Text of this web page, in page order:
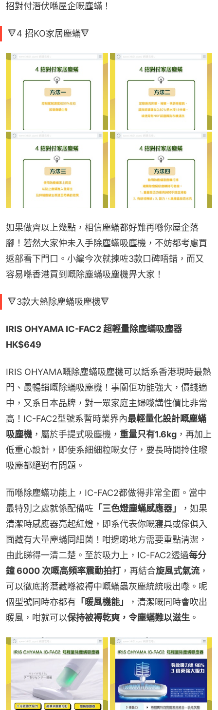
招對付潛伏喺屋企嘅塵蟎！
🔻4 招KO家居塵蟎🔻
如果做齊以上幾點，相信塵蟎都好難再喺你屋企落
腳！若然大家仲未入手除塵蟎吸塵機，不妨都考慮買
返部看下門口。小編今次就揀咗3款口碑唔錯，而又
容易喺香港買到嘅除塵蟎吸塵機畀大家！
🔻3款大熱除塵蟎吸塵機🔻
IRIS OHYAMA IC-FAC2 超輕量除塵蟎吸塵器
HK$649
IRIS OHYAMA嘅除塵蟎吸塵機可以話系香港現時最熱
門、最暢銷嘅除蟎吸塵機！事關佢功能強大，價錢適
中，又系日本品牌，對一眾家庭主婦嚟講性價比非常
高！IC-FAC2型號系暫時業界內最輕量化設計嘅塵蟎
吸塵機 ，屬於手提式吸塵機， 重量只有1.6kg ，再加上
低重心設計，即使系細細粒嘅女仔，要長時間拎住嚟
吸塵都絕對冇問題。
而喺除塵蟎功能上，IC-FAC2都做得非常全面。當中
最特別之處就係配備咗 「三色燈塵蟎感應器」
，如果
清潔時感應器亮起紅燈，即系代表你嘅寢具或傢俱入
面藏有大量塵蟎同細菌！咁邊啲地方需要重點清潔，
由此睇得一清二楚。至於吸力上，IC-FAC2透過每分
鐘 6000 次嘅高頻率震動拍打 ，再結合旋風式氣流 ，
可以徹底將潛藏喺被褥中嘅蟎蟲灰塵統統吸出嚟。呢
個型號同時亦都有 「暖風機能」
，清潔嘅同時會吹出
暖風，咁就可以保持被褥乾爽，令塵蟎難以滋生 。